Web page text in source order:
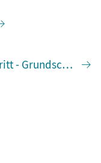
- Grundschule